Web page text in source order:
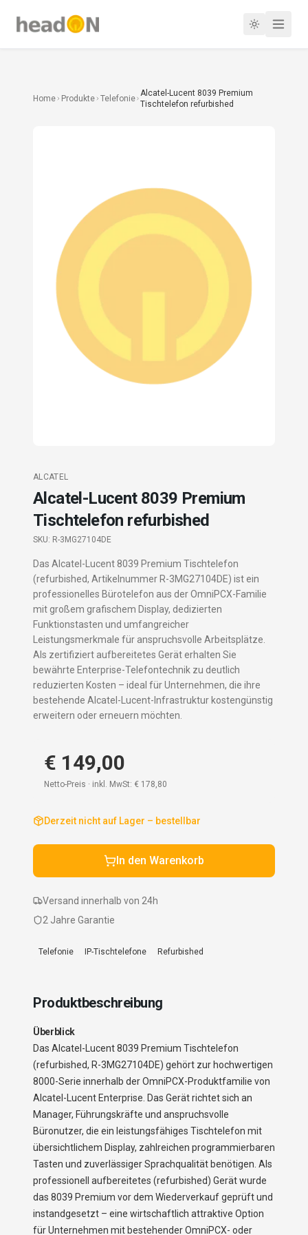
Home Produkte Telefonie
Alcatel-Lucent 8039 Premium
Tischtelefon refurbished
ALCATEL
Alcatel-Lucent 8039 Premium
Tischtelefon refurbished
SKU: R-3MG27104DE
Das Alcatel-Lucent 8039 Premium Tischtelefon
(refurbished, Artikelnummer R-3MG27104DE) ist ein
professionelles Bürotelefon aus der OmniPCX-Familie
mit großem grafischem Display, dedizierten
Funktionstasten und umfangreicher
Leistungsmerkmale für anspruchsvolle Arbeitsplätze.
Als zertifiziert aufbereitetes Gerät erhalten Sie
bewährte Enterprise-Telefontechnik zu deutlich
reduzierten Kosten – ideal für Unternehmen, die ihre
bestehende Alcatel-Lucent-Infrastruktur kostengünstig
erweitern oder erneuern möchten.
€ 149,00
Netto-Preis · inkl. MwSt: € 178,80
Derzeit nicht auf Lager – bestellbar
In den Warenkorb
Versand innerhalb von 24h
2 Jahre Garantie
Telefonie IP-Tischtelefone Refurbished
Produktbeschreibung
Überblick
Das Alcatel-Lucent 8039 Premium Tischtelefon
(refurbished, R-3MG27104DE) gehört zur hochwertigen
8000-Serie innerhalb der OmniPCX-Produktfamilie von
Alcatel-Lucent Enterprise. Das Gerät richtet sich an
Manager, Führungskräfte und anspruchsvolle
Büronutzer, die ein leistungsfähiges Tischtelefon mit
übersichtlichem Display, zahlreichen programmierbaren
Tasten und zuverlässiger Sprachqualität benötigen. Als
professionell aufbereitetes (refurbished) Gerät wurde
das 8039 Premium vor dem Wiederverkauf geprüft und
instandgesetzt – eine wirtschaftlich attraktive Option
für Unternehmen mit bestehender OmniPCX- oder